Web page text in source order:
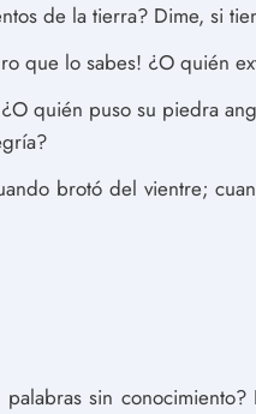
de la tierra? Dime, si
que lo sabes! ¿O quién
quién puso su piedra
brotó del vientre;
sin